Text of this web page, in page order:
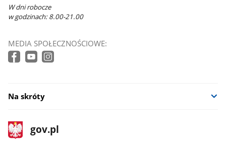
W dni robocze
w godzinach: 8.00-21.00
MEDIA SPOŁECZNOŚCIOWE:
Na skróty
stopka
gov.pl
Strona
gov.pl